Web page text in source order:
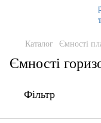
Каталог Ємності
Ємності
Фільтр